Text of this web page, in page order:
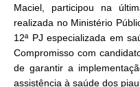
Maciel, participou na
realizada no Ministério
12ª PJ especializada em
Compromisso com
de garantir a
assistência à saúde dos